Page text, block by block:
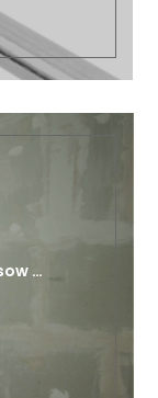
…